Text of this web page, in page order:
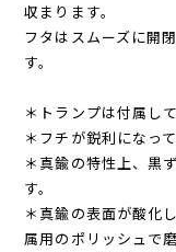
収まります。
フタはスムーズに開
す。
＊トランプは付属し
＊フチが鋭利になっ
＊真鍮の特性上、黒
す。
＊真鍮の表面が酸化
属用のポリッシュで